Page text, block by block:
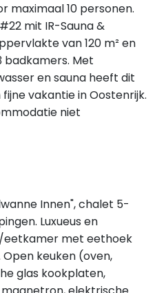
maximaal 10 personen.
mit IR-Sauna &
van 120 m² en
Met
en sauna heeft dit
vakantie in Oostenrijk.
niet
Innen", chalet 5-
Luxueus en
met eethoek
keuken (oven,
glas kookplaten,